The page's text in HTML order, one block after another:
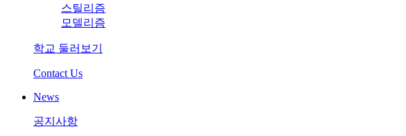
스틸리즘
모델리즘
학교 둘러보기
Contact Us
News
공지사항